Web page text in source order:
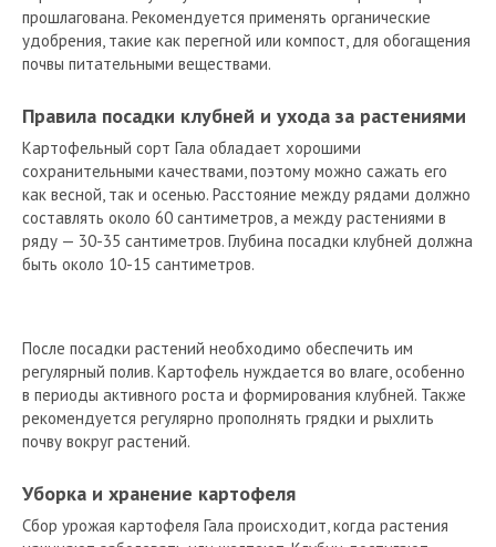
прошлагована. Рекомендуется применять органические
удобрения, такие как перегной или компост, для обогащения
почвы питательными веществами.
Правила посадки клубней и ухода за растениями
Картофельный сорт Гала обладает хорошими
сохранительными качествами, поэтому можно сажать его
как весной, так и осенью. Расстояние между рядами должно
составлять около 60 сантиметров, а между растениями в
ряду — 30-35 сантиметров. Глубина посадки клубней должна
быть около 10-15 сантиметров.
После посадки растений необходимо обеспечить им
регулярный полив. Картофель нуждается во влаге, особенно
в периоды активного роста и формирования клубней. Также
рекомендуется регулярно прополнять грядки и рыхлить
почву вокруг растений.
Уборка и хранение картофеля
Сбор урожая картофеля Гала происходит, когда растения